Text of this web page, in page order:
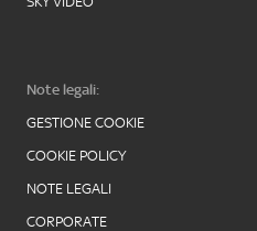
Note legali:
GESTIONE COOKIE
COOKIE POLICY
NOTE LEGALI
CORPORATE